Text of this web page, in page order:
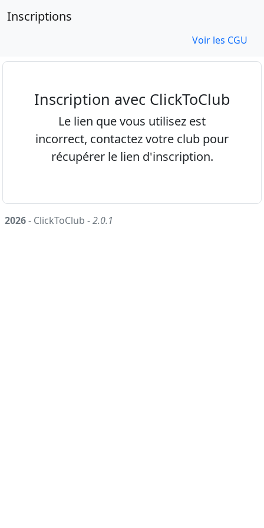
Inscriptions
Voir les CGU
Inscription avec ClickToClub
Le lien que vous utilisez est
incorrect, contactez votre club pour
récupérer le lien d'inscription.
2026- ClickToClub -2.0.1